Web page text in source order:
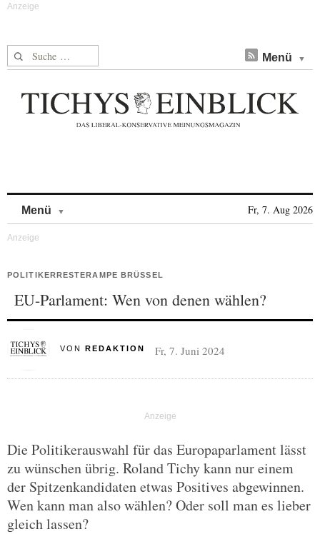
Suche nach: Menü
Menü Fr, 7. Aug 2026
POLITIKERRESTERAMPE BRÜSSEL
EU-Parlament: Wen von denen wählen?
VON REDAKTION Fr, 7. Juni 2024
Die Politikerauswahl für das Europaparlament lässt
zu wünschen übrig. Roland Tichy kann nur einem
der Spitzenkandidaten etwas Positives abgewinnen.
Wen kann man also wählen? Oder soll man es lieber
gleich lassen?